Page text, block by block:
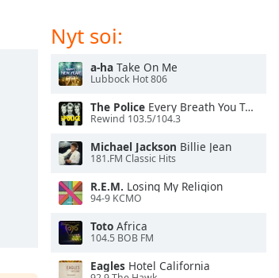
Nyt soi:
a-ha Take On Me
Lubbock Hot 806
The Police Every Breath You Take
Rewind 103.5/104.3
Michael Jackson Billie Jean
181.FM Classic Hits
R.E.M. Losing My Religion
94-9 KCMO
Toto Africa
104.5 BOB FM
Eagles Hotel California